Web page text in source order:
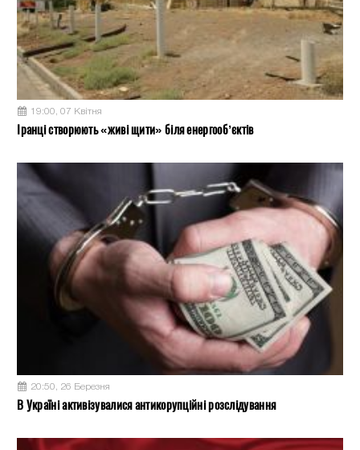
19:00, 07 Квітня
Іранці створюють «живі щити» біля енергооб’єктів
20:50, 26 Березня
В Україні активізувалися антикорупційні розслідування